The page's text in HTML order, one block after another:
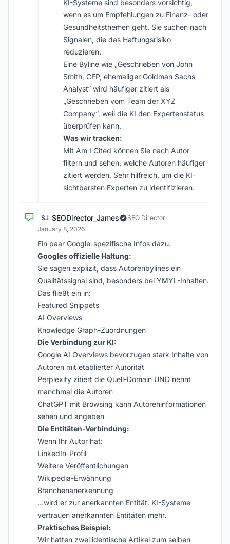
KI-Systeme sind besonders vorsichtig,
wenn es um Empfehlungen zu Finanz- oder
Gesundheitsthemen geht. Sie suchen nach
Signalen, die das Haftungsrisiko
reduzieren.
Eine Byline wie „Geschrieben von John
Smith, CFP, ehemaliger Goldman Sachs
Analyst“ wird häufiger zitiert als
„Geschrieben vom Team der XYZ
Company“, weil die KI den Expertenstatus
überprüfen kann.
Was wir tracken:
Mit Am I Cited können Sie nach Autor
filtern und sehen, welche Autoren häufiger
zitiert werden. Sehr hilfreich, um die KI-
sichtbarsten Experten zu identifizieren.
SJ SEODirector_James SEO Director·
January 8, 2026
Ein paar Google-spezifische Infos dazu.
Googles offizielle Haltung:
Sie sagen explizit, dass Autorenbylines ein
Qualitätssignal sind, besonders bei YMYL-Inhalten.
Das fließt ein in:
Featured Snippets
AI Overviews
Knowledge Graph-Zuordnungen
Die Verbindung zur KI:
Google AI Overviews bevorzugen stark Inhalte von
Autoren mit etablierter Autorität
Perplexity zitiert die Quell-Domain UND nennt
manchmal die Autoren
ChatGPT mit Browsing kann Autoreninformationen
sehen und angeben
Die Entitäten-Verbindung:
Wenn Ihr Autor hat:
LinkedIn-Profil
Weitere Veröffentlichungen
Wikipedia-Erwähnung
Branchenanerkennung
…wird er zur anerkannten Entität. KI-Systeme
vertrauen anerkannten Entitäten mehr.
Praktisches Beispiel:
Wir hatten zwei identische Artikel zum selben